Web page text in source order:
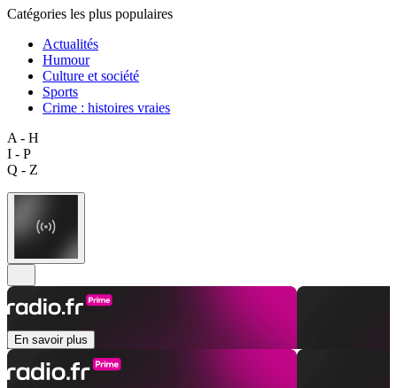
Catégories les plus populaires
Actualités
Humour
Culture et société
Sports
Crime : histoires vraies
A - H
I - P
Q - Z
En savoir plus